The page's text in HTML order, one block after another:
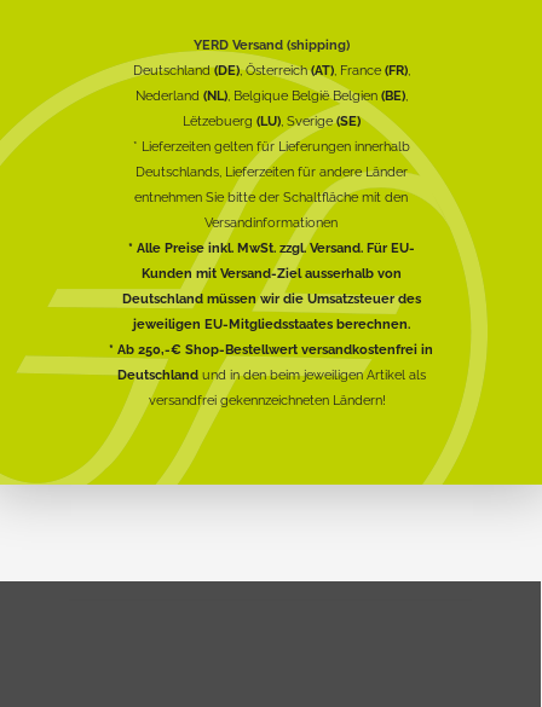
YERD Versand (shipping)
Deutschland(DE), Österreich(AT), France (FR),
Nederland (NL), Belgique België Belgien (BE),
Lëtzebuerg (LU), Sverige(SE)
* Lieferzeiten gelten für Lieferungen innerhalb
Deutschlands, Lieferzeiten für andere Länder
entnehmen Sie bitte der Schaltfläche mit den
Versandinformationen
* Alle Preise inkl. MwSt. zzgl. Versand. Für EU-
Kunden mit Versand-Ziel ausserhalb von
Deutschland müssen wir die Umsatzsteuer des
jeweiligen EU-Mitgliedsstaates berechnen.
* Ab 250,-€ Shop-Bestellwert versandkostenfrei in
Deutschlandund in den beim jeweiligen Artikel als
versandfrei gekennzeichneten Ländern!